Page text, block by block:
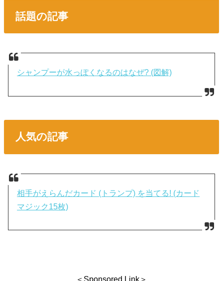
話題の記事
シャンプーが水っぽくなるのはなぜ? (図解)
人気の記事
相手がえらんだカード (トランプ) を当てる! (カード
マジック15枚)